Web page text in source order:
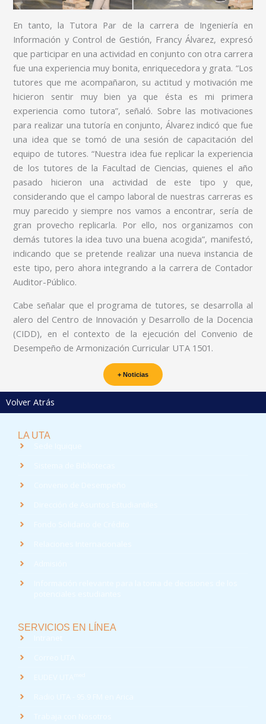
En tanto, la Tutora Par de la carrera de Ingeniería en
Información y Control de Gestión, Francy Álvarez, expresó
que participar en una actividad en conjunto con otra carrera
fue una experiencia muy bonita, enriquecedora y grata. “Los
tutores que me acompañaron, su actitud y motivación me
hicieron sentir muy bien ya que ésta es mi primera
experiencia como tutora”, señaló. Sobre las motivaciones
para realizar una tutoría en conjunto, Álvarez indicó que fue
una idea que se tomó de una sesión de capacitación del
equipo de tutores. “Nuestra idea fue replicar la experiencia
de los tutores de la Facultad de Ciencias, quienes el año
pasado hicieron una actividad de este tipo y que,
considerando que el campo laboral de nuestras carreras es
muy parecido y siempre nos vamos a encontrar, sería de
gran provecho replicarla. Por ello, nos organizamos con
demás tutores la idea tuvo una buena acogida”, manifestó,
indicando que se pretende realizar una nueva instancia de
este tipo, pero ahora integrando a la carrera de Contador
Auditor-Público.
Cabe señalar que el programa de tutores, se desarrolla al
alero del Centro de Innovación y Desarrollo de la Docencia
(CIDD), en el contexto de la ejecución del Convenio de
Desempeño de Armonización Curricular UTA 1501.
+ Noticias
Volver Atrás
LA UTA
SERVICIOS EN LÍNEA